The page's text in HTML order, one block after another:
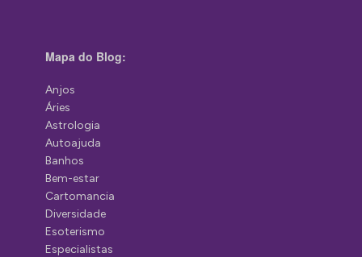
Mapa do Blog:
Anjos
Áries
Astrologia
Autoajuda
Banhos
Bem-estar
Cartomancia
Diversidade
Esoterismo
Especialistas